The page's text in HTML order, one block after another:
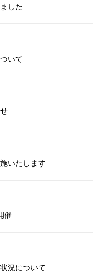
した
いて
いたします
催
況について